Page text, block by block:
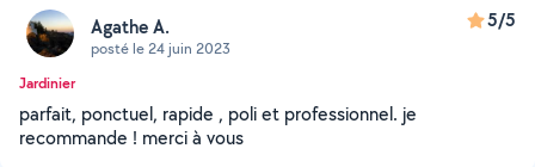
Agathe A.
posté le 24 juin 2023
5/5
Jardinier
parfait, ponctuel, rapide , poli et professionnel. je
recommande ! merci à vous